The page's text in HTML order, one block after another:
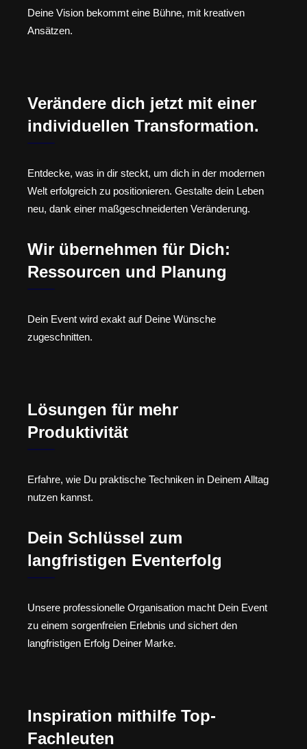
Deine Vision bekommt eine Bühne, mit kreativen
Ansätzen.
Verändere dich jetzt mit einer
individuellen Transformation.
Entdecke, was in dir steckt, um dich in der modernen
Welt erfolgreich zu positionieren. Gestalte dein Leben
neu, dank einer maßgeschneiderten Veränderung.
Wir übernehmen für Dich:
Ressourcen und Planung
Dein Event wird exakt auf Deine Wünsche
zugeschnitten.
Lösungen für mehr
Produktivität
Erfahre, wie Du praktische Techniken in Deinem Alltag
nutzen kannst.
Dein Schlüssel zum
langfristigen Eventerfolg
Unsere professionelle Organisation macht Dein Event
zu einem sorgenfreien Erlebnis und sichert den
langfristigen Erfolg Deiner Marke.
Inspiration mithilfe Top-
Fachleuten